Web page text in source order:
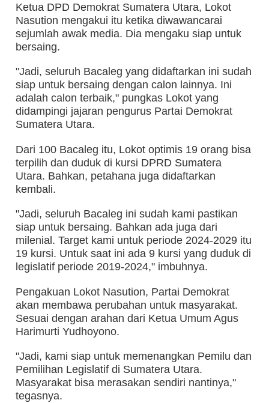
Ketua DPD Demokrat Sumatera Utara, Lokot
Nasution mengakui itu ketika diwawancarai
sejumlah awak media. Dia mengaku siap untuk
bersaing.
"Jadi, seluruh Bacaleg yang didaftarkan ini sudah
siap untuk bersaing dengan calon lainnya. Ini
adalah calon terbaik," pungkas Lokot yang
didampingi jajaran pengurus Partai Demokrat
Sumatera Utara.
Dari 100 Bacaleg itu, Lokot optimis 19 orang bisa
terpilih dan duduk di kursi DPRD Sumatera
Utara. Bahkan, petahana juga didaftarkan
kembali.
"Jadi, seluruh Bacaleg ini sudah kami pastikan
siap untuk bersaing. Bahkan ada juga dari
milenial. Target kami untuk periode 2024-2029 itu
19 kursi. Untuk saat ini ada 9 kursi yang duduk di
legislatif periode 2019-2024," imbuhnya.
Pengakuan Lokot Nasution, Partai Demokrat
akan membawa perubahan untuk masyarakat.
Sesuai dengan arahan dari Ketua Umum Agus
Harimurti Yudhoyono.
"Jadi, kami siap untuk memenangkan Pemilu dan
Pemilihan Legislatif di Sumatera Utara.
Masyarakat bisa merasakan sendiri nantinya,"
tegasnya.